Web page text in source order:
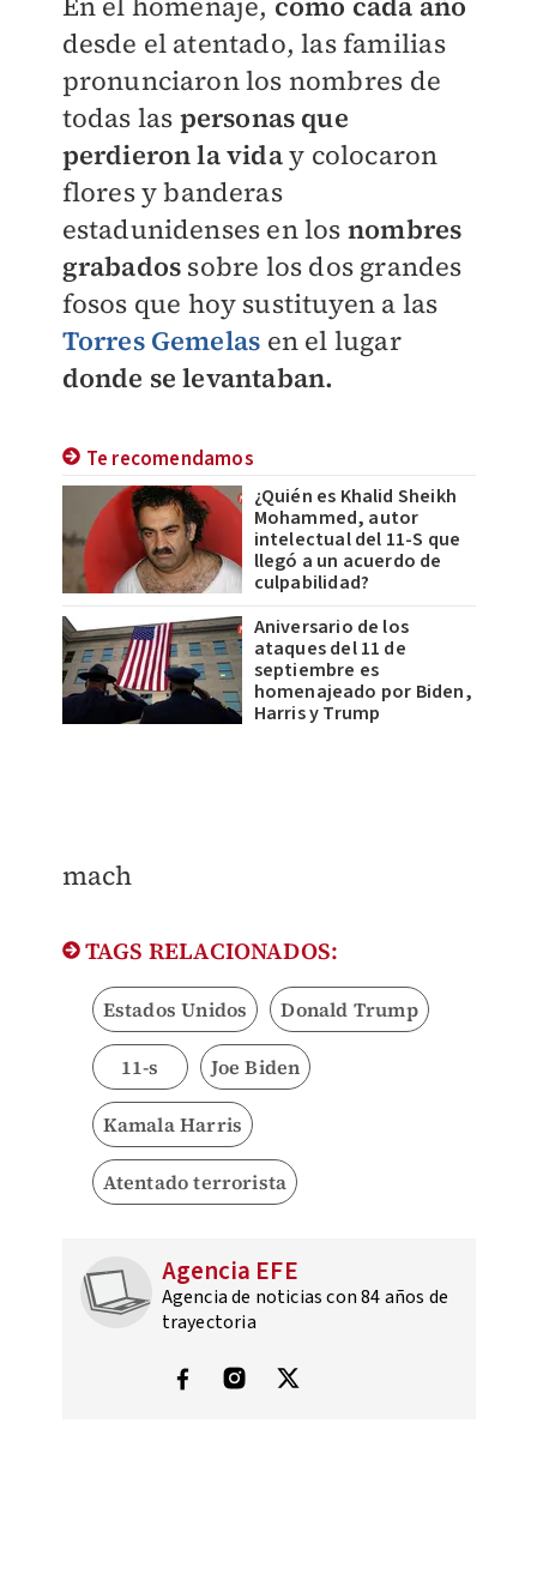
desde el atentado, las familias
pronunciaron los nombres de
todas las personas que
perdieron la viday colocaron
flores y banderas
estadunidenses en los nombres
grabados sobre los dos grandes
fosos que hoy sustituyen a las
Torres Gemelas en el lugar
donde se levantaban.
Te recomendamos
¿Quién es Khalid Sheikh
Mohammed, autor
intelectual del 11-S que
llegó a un acuerdo de
culpabilidad?
Aniversario de los
ataques del 11 de
septiembre es
homenajeado por Biden,
Harris y Trump
mach
TAGS RELACIONADOS:
Estados Unidos Donald Trump
11-s Joe Biden
Kamala Harris
Atentado terrorista
Agencia EFE
Agencia de noticias con 84 años de
trayectoria